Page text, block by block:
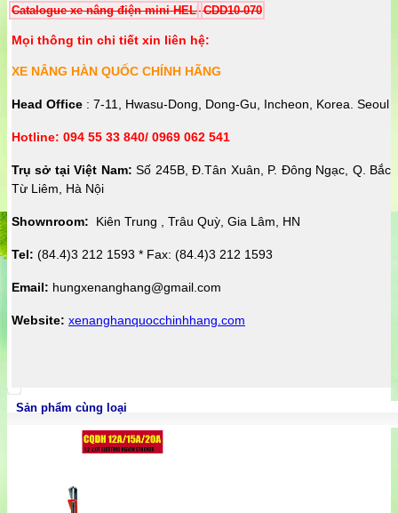
Catalogue xe nâng điện mini HELICDD10-070
Mọi thông tin chi tiết xin liên hệ:
XE NÂNG HÀN QUỐC CHÍNH HÃNG
Head Office : 7-11, Hwasu-Dong, Dong-Gu, Incheon, Korea. Seoul
Hotline: 094 55 33 840/ 0969 062 541
Trụ sở tại Việt Nam: Số 245B, Đ.Tân Xuân, P. Đông Ngạc, Q. Bắc
Từ Liêm, Hà Nội
Shownroom: Kiên Trung , Trâu Quỳ, Gia Lâm, HN
Tel: (84.4)3 212 1593 * Fax: (84.4)3 212 1593
Email: hungxenanghang@gmail.com
Website: xenanghanquocchinhhang.com
Sản phẩm cùng loại